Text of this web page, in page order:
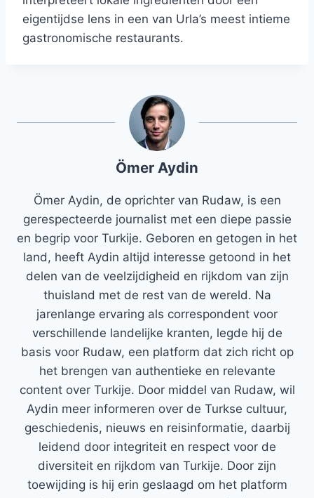
eigentijdse lens in een van Urla’s meest intieme
gastronomische restaurants.
Ömer Aydin
Ömer Aydin, de oprichter van Rudaw, is een
gerespecteerde journalist met een diepe passie
en begrip voor Turkije. Geboren en getogen in het
land, heeft Aydin altijd interesse getoond in het
delen van de veelzijdigheid en rijkdom van zijn
thuisland met de rest van de wereld. Na
jarenlange ervaring als correspondent voor
verschillende landelijke kranten, legde hij de
basis voor Rudaw, een platform dat zich richt op
het brengen van authentieke en relevante
content over Turkije. Door middel van Rudaw, wil
Aydin meer informeren over de Turkse cultuur,
geschiedenis, nieuws en reisinformatie, daarbij
leidend door integriteit en respect voor de
diversiteit en rijkdom van Turkije. Door zijn
toewijding is hij erin geslaagd om het platform